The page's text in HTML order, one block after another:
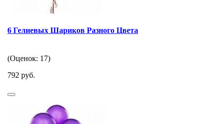
6 Гелиевых Шариков Разного Цвета
(Оценок: 17)
792 руб.